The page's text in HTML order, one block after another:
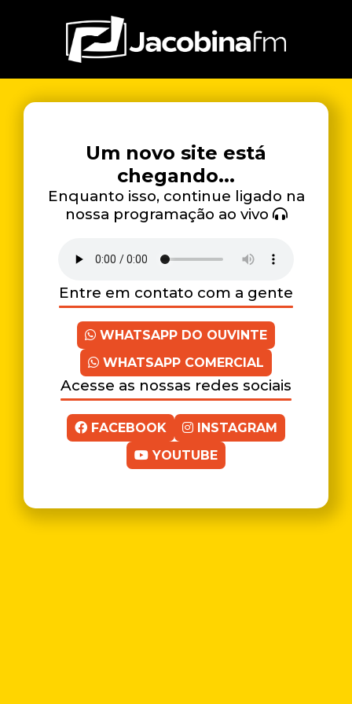
Um novo site está
chegando...
Enquanto isso, continue ligado na
nossa programação ao vivo
Entre em contato com a gente
WHATSAPP DO OUVINTE
WHATSAPP COMERCIAL
Acesse as nossas redes sociais
FACEBOOK
INSTAGRAM
YOUTUBE